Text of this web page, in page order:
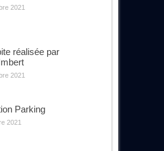
2021
réalisée par
2021
Parking
2021